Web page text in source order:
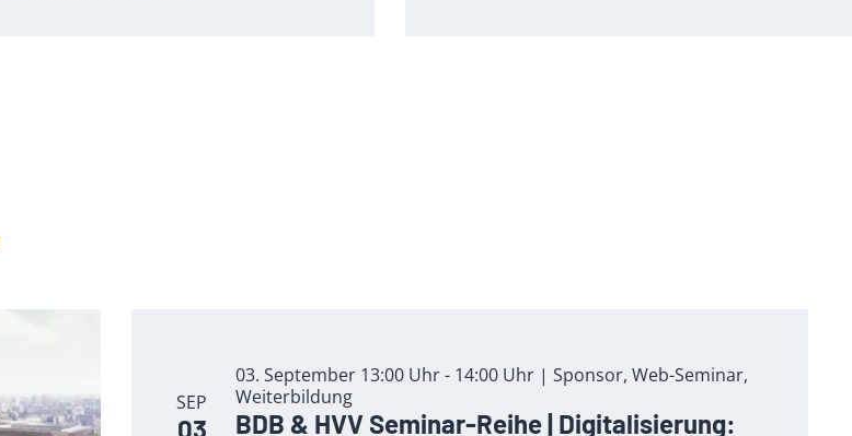
SEP
03
03. September 13:00 Uhr - 14:00 Uhr | Sponsor, Web-Seminar,
Weiterbildung
BDB & HVV Seminar-Reihe | Digitalisierung: